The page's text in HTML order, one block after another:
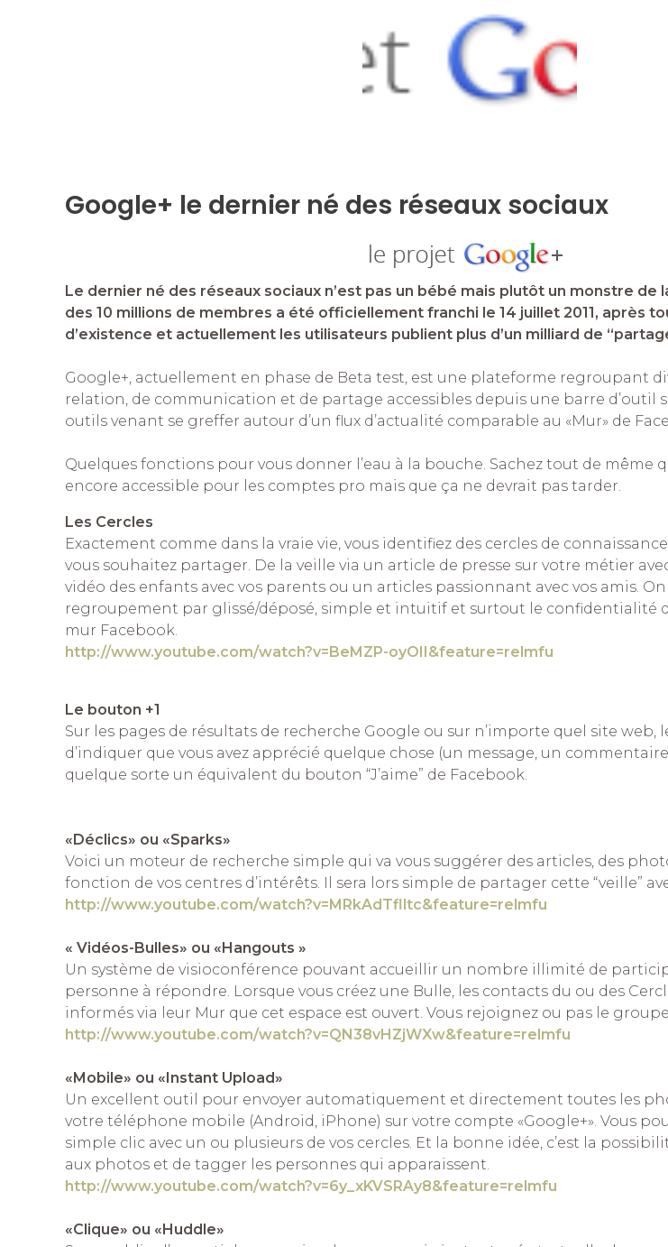
Google+ le dernier né des réseaux sociaux
Le dernier né des réseaux sociaux n’est pas un bébé mais plutôt un monstre de
des 10 millions de membres a été officiellement franchi le 14 juillet 2011, après
d’existence et actuellement les utilisateurs publient plus d’un milliard de
Google+, actuellement en phase de Beta test, est une plateforme regroupant
relation, de communication et de partage accessibles depuis une barre d’outil
outils venant se greffer autour d’un flux d’actualité comparable au «Mur» de
Quelques fonctions pour vous donner l’eau à la bouche. Sachez tout de même
encore accessible pour les comptes pro mais que ça ne devrait pas tarder.
Les Cercles
Exactement comme dans la vraie vie, vous identifiez des cercles de
vous souhaitez partager. De la veille via un article de presse sur votre métier
vidéo des enfants avec vos parents ou un articles passionnant avec vos amis.
regroupement par glissé/déposé, simple et intuitif et surtout le confidentialité
mur Facebook.
http://www.youtube.com/watch?v=BeMZP-oyOII&feature=relmfu
Le bouton +1
Sur les pages de résultats de recherche Google ou sur n’importe quel site web,
d’indiquer que vous avez apprécié quelque chose (un message, un
quelque sorte un équivalent du bouton “J’aime” de Facebook.
«Déclics» ou «Sparks»
Voici un moteur de recherche simple qui va vous suggérer des articles, des
fonction de vos centres d’intérêts. Il sera lors simple de partager cette “veille”
http://www.youtube.com/watch?v=MRkAdTflltc&feature=relmfu
« Vidéos-Bulles» ou «Hangouts »
Un système de visioconférence pouvant accueillir un nombre illimité de
personne à répondre. Lorsque vous créez une Bulle, les contacts du ou des
informés via leur Mur que cet espace est ouvert. Vous rejoignez ou pas le
http://www.youtube.com/watch?v=QN38vHZjWXw&feature=relmfu
«Mobile» ou «Instant Upload»
Un excellent outil pour envoyer automatiquement et directement toutes les
votre téléphone mobile (Android, iPhone) sur votre compte «Google+». Vous
simple clic avec un ou plusieurs de vos cercles. Et la bonne idée, c’est la
aux photos et de tagger les personnes qui apparaissent.
http://www.youtube.com/watch?v=6y_xKVSRAy8&feature=relmfu
«Clique» ou «Huddle»